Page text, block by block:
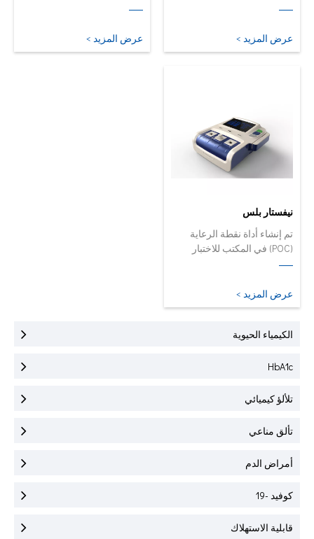
المتوسطة إلى ارتفاع حجمها.
عرض المزيد > عرض المزيد >
نيفستار بلس
تم إنشاء أداة نقطة الرعاية
(POC) في المكتب للاختبار
عرض المزيد >
الكيمياء الحيوية
HbA1c
تلألؤ كيميائي
تألق مناعي
أمراض الدم
كوفيد -19
قابلية الاستهلاك